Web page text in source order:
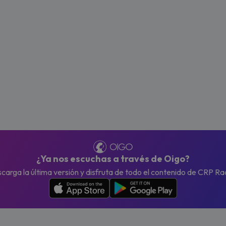
¿Ya nos escuchas a través de Oigo?
la última versión y disfruta de todo el contenido de CRP